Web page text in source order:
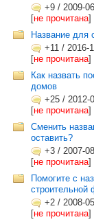
+9 / 2009-
[не прочитана]
Название для
+11 / 2016-
[не прочитана]
Как назвать
домов
+25 / 2012-
[не прочитана]
Сменить
оставить?
+3 / 2007-
[не прочитана]
Помогите с
+2 / 2008-
[не прочитана]